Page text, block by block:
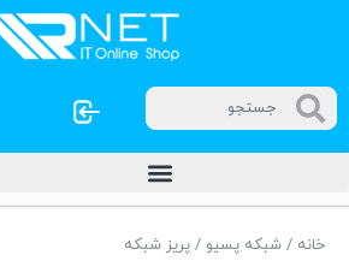
خانه / شبکه پسیو / پریز شبکه